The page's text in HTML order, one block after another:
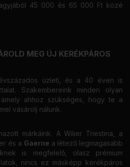
45 000 és 65 000 Ft közé
MEG ÚJ KERÉKPÁROS
üzleti, és a 40 éven is
Szakembereink minden olyan
ahhoz szükséges, hogy te a
vásárolj nálunk.
márkáink. A Wilier Triestina, a
és a Gaerne a létező legmagasabb
is megfelelő, olasz prémium
nincs ez másképp kerékpáros